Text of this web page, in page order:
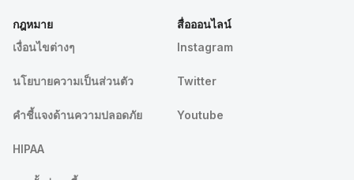
กฎหมาย
เงื่อนไขต่างๆ
นโยบายความเป็นส่วนตัว
คําชี้แจงด้านความปลอดภัย
HIPAA
สื่อออนไลน์
Instagram
Twitter
Youtube